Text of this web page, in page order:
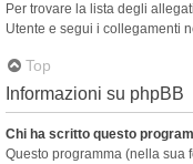
Per trovare la lista degli
Utente e segui i collegamenti
Top
Informazioni su phpBB
Chi ha scritto questo
Questo programma (nella sua